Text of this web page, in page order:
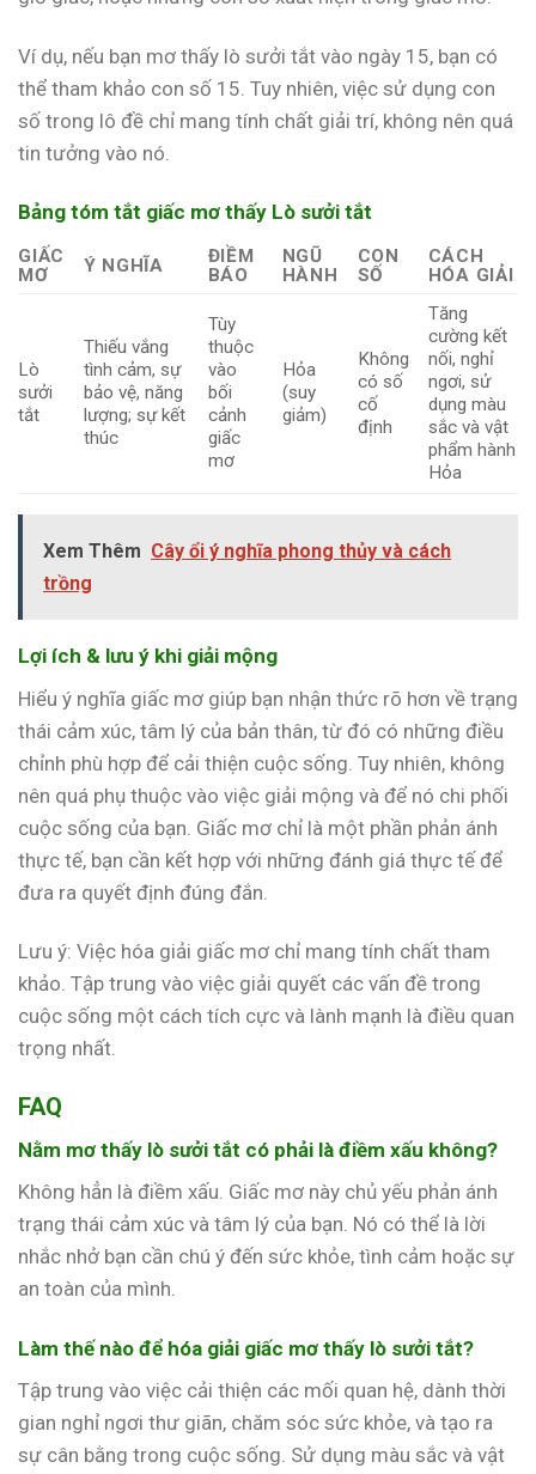
Ví dụ, nếu bạn mơ thấy lò sưởi tắt vào ngày 15, bạn có
thể tham khảo con số 15. Tuy nhiên, việc sử dụng con
số trong lô đề chỉ mang tính chất giải trí, không nên quá
tin tưởng vào nó.
Bảng tóm tắt giấc mơ thấy Lò sưởi tắt
GIẤC
MƠ
Ý NGHĨA
ĐIỀM
BÁO
NGŨ
HÀNH
CON
SỐ
CÁCH
HÓA GIẢI
Lò
sưởi
tắt
Thiếu vắng
tình cảm, sự
bảo vệ, năng
lượng; sự kết
thúc
Tùy
thuộc
vào
bối
cảnh
giấc
mơ
Hỏa
(suy
giảm)
Không
có số
cố
định
Tăng
cường kết
nối, nghỉ
ngơi, sử
dụng màu
sắc và vật
phẩm hành
Hỏa
Xem Thêm Cây ổi ý nghĩa phong thủy và cách
trồng
Lợi ích & lưu ý khi giải mộng
Hiểu ý nghĩa giấc mơ giúp bạn nhận thức rõ hơn về trạng
thái cảm xúc, tâm lý của bản thân, từ đó có những điều
chỉnh phù hợp để cải thiện cuộc sống. Tuy nhiên, không
nên quá phụ thuộc vào việc giải mộng và để nó chi phối
cuộc sống của bạn. Giấc mơ chỉ là một phần phản ánh
thực tế, bạn cần kết hợp với những đánh giá thực tế để
đưa ra quyết định đúng đắn.
Lưu ý: Việc hóa giải giấc mơ chỉ mang tính chất tham
khảo. Tập trung vào việc giải quyết các vấn đề trong
cuộc sống một cách tích cực và lành mạnh là điều quan
trọng nhất.
FAQ
Nằm mơ thấy lò sưởi tắt có phải là điềm xấu không?
Không hẳn là điềm xấu. Giấc mơ này chủ yếu phản ánh
trạng thái cảm xúc và tâm lý của bạn. Nó có thể là lời
nhắc nhở bạn cần chú ý đến sức khỏe, tình cảm hoặc sự
an toàn của mình.
Làm thế nào để hóa giải giấc mơ thấy lò sưởi tắt?
Tập trung vào việc cải thiện các mối quan hệ, dành thời
gian nghỉ ngơi thư giãn, chăm sóc sức khỏe, và tạo ra
sự cân bằng trong cuộc sống. Sử dụng màu sắc và vật